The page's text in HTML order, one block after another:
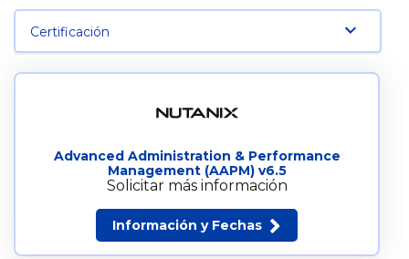
Certificación
Advanced Administration & Performance
Management (AAPM) v6.5
Solicitar más información
Información y Fechas